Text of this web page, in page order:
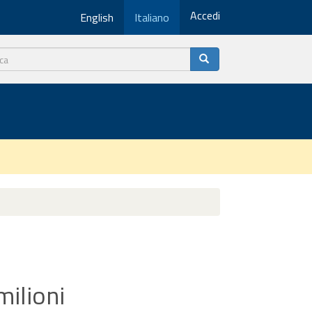
English Italiano Accedi